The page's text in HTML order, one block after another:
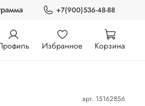
+7(900)536-48-88
Избранное Корзина
арт. 15162856